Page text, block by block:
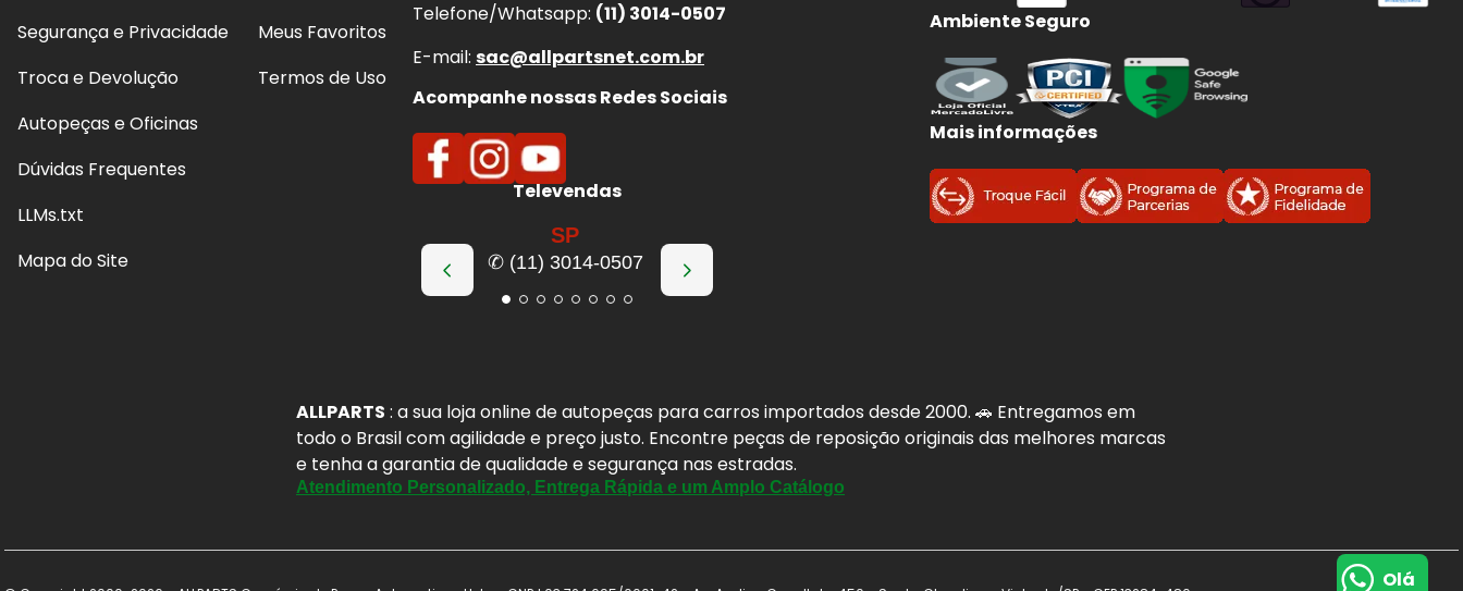
Olá
Segurança e Privacidade
Troca e Devolução
Autopeças e Oficinas
Dúvidas Frequentes
LLMs.txt
Mapa do Site
Meus Favoritos
Termos de Uso
Telefone/Whatsapp: (11) 3014-0507
E-mail: sac@allpartsnet.com.br
Acompanhe nossas Redes Sociais
Televendas
SP
✆ (11) 3014-0507
Ambiente Seguro
Mais informações
ALLPARTS : a sua loja online de autopeças para carros importados desde 2000. 🚗 Entregamos em
todo o Brasil com agilidade e preço justo. Encontre peças de reposição originais das melhores marcas
e tenha a garantia de qualidade e segurança nas estradas.
Atendimento Personalizado, Entrega Rápida e um Amplo Catálogo